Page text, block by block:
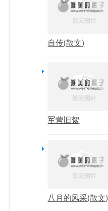
自传(散文)
军营旧絮
八月的风采(散文)